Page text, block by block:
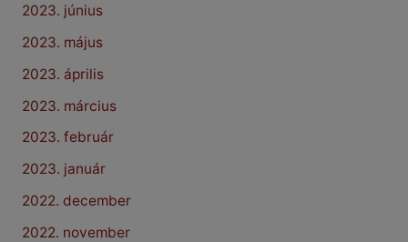
2023. június
2023. május
2023. április
2023. március
2023. február
2023. január
2022. december
2022. november